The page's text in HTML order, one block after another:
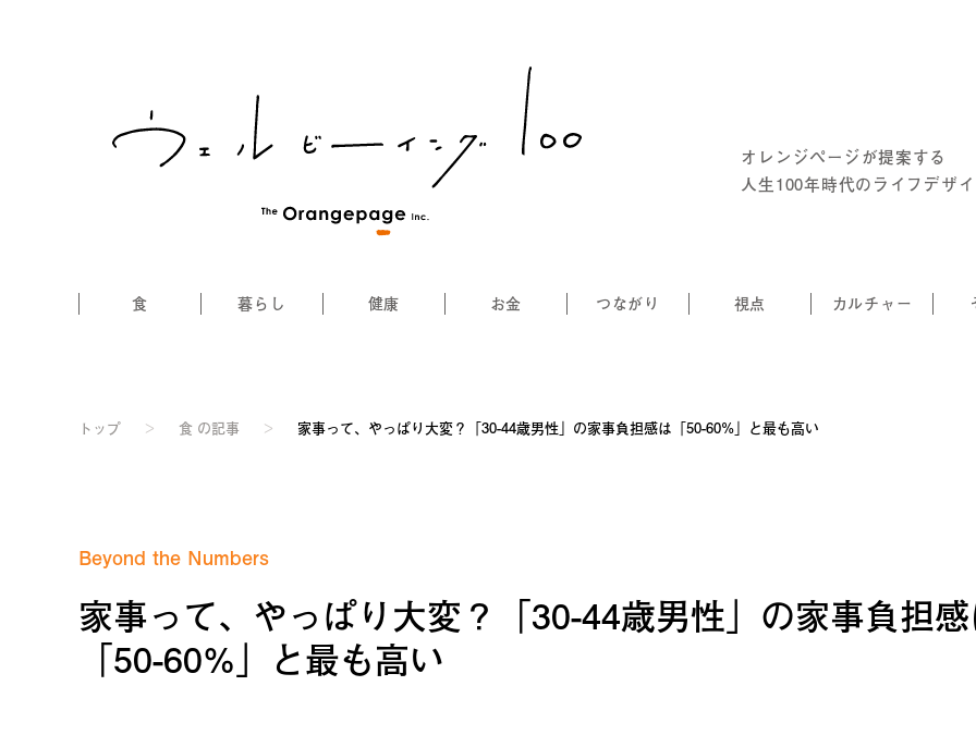
オレンジページが提案する
人生100年時代のライフデザ
食 暮らし 健康 お金 つながり 視点 カルチャー
トップ > 食 の記事 > 家事って、やっぱり大変？「30-44歳男性」の家事負担感は「50-60%」と最も高い
Beyond the Numbers
家事って、やっぱり大変？「30-44歳男性」の家事負担
「50-60%」と最も高い